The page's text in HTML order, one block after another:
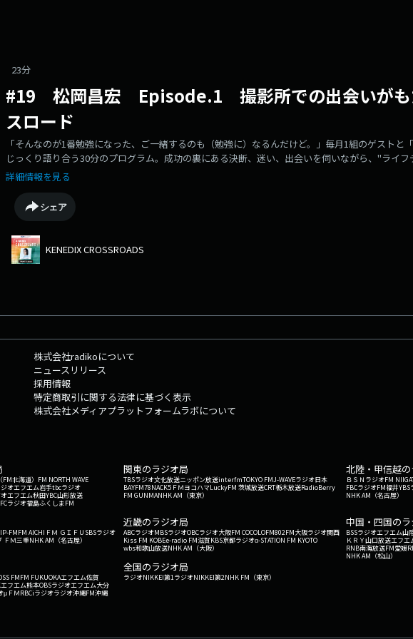
23分
#19 松岡昌宏 Episode.1 撮影所での出会いがも
スロード
「そんなのが1番勉強になった、ご一緒するのも（勉強に）なるんだけど。」毎月1組のゲストと
じっくり語り合う30分のプログラム。成功の裏にある決断、迷い、出会いを伺いながら、"ライ
と共にお届していきます。今月のゲストは、俳優・松岡昌宏さん。バラエティ番組をはじめ、ドラ
『必殺仕事人』でも共演経験のある2人。今週は『家政婦のミタゾノ』をキーワードに、シリーズ
した松岡さんのふるまいから、松岡さんが若手の頃に過ごした撮影所で歩んだクロスロードを探
きた大先輩・スタッフの方々の姿…松岡さんが仕事をする中で、原点となった撮影所の出会いと
https://www.instagram.com/crossroads_813/〇番組の感想はこちらからもお待ちしています
wave.co.jp/original/crossroads/#anchor_message
詳細情報を見る
シェア
KENEDIX CROSSROADS
株式会社radikoについて
ニュースリリース
採用情報
特定商取引に関する法律に基づく表示
株式会社メディアプラットフォームラボについて
北海道） FM NORTH WAVE
オエフエム岩手tbcラジオ
エフエム秋田YBC山形放送
ラジオ福島ふくしまFM
関東のラジオ局
TBSラジオ文化放送ニッポン放送interfmTOKYO FMJ-WAVEラジオ日本
BAYFM78NACK5 ＦＭヨコハマLuckyFM 茨城放送CRT栃木放送RadioBerry
FM GUNMANHK AM（東京）
北陸・甲信越
ＢＳＮラジオFM
FBCラジオFM福井YBS
NHK AM（名古屋）
FMFM AICHI ＦＭ ＧＩＦＵ SBSラジオ
ＦＭ三重NHK AM（名古屋）
近畿のラジオ局
ABCラジオMBSラジオOBCラジオ大阪FM COCOLOFM802FM大阪ラジオ関西
Kiss FM KOBEe-radio FM滋賀KBS京都ラジオα-STATION FM KYOTO
wbs和歌山放送NHK AM（大阪）
中国・四国の
BSSラジオエフエム山
ＫＲＹ山口放送エフエ
RNB南海放送FM愛媛
NHK AM（松山）
FMFM FUKUOKAエフエム佐賀
フエム熊本OBSラジオエフエム大分
μＦＭRBCiラジオラジオ沖縄FM沖縄
全国のラジオ局
ラジオNIKKEI第1ラジオNIKKEI第2NHK FM（東京）